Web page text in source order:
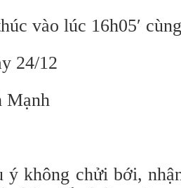
vào lúc 16h05′
24/12
Mạnh
không chửi bới,